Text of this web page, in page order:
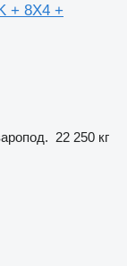
+ 8X4 +
22 250 кг